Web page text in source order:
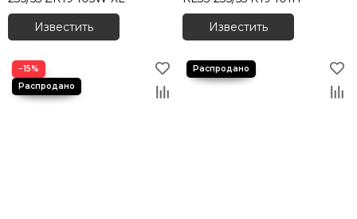
Известить
Известить
−15%